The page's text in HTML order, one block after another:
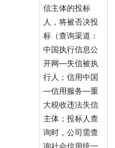
信主体的投标
人，将被否决投
标（查询渠道：
中国执行信息公
开网—失信被执
行人；信用中国
—信用服务—重
大税收违法失信
主体；投标人查
询时，公司需查